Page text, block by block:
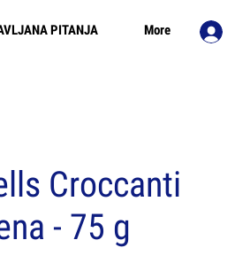
PITANJA More
Croccanti
- 75 g